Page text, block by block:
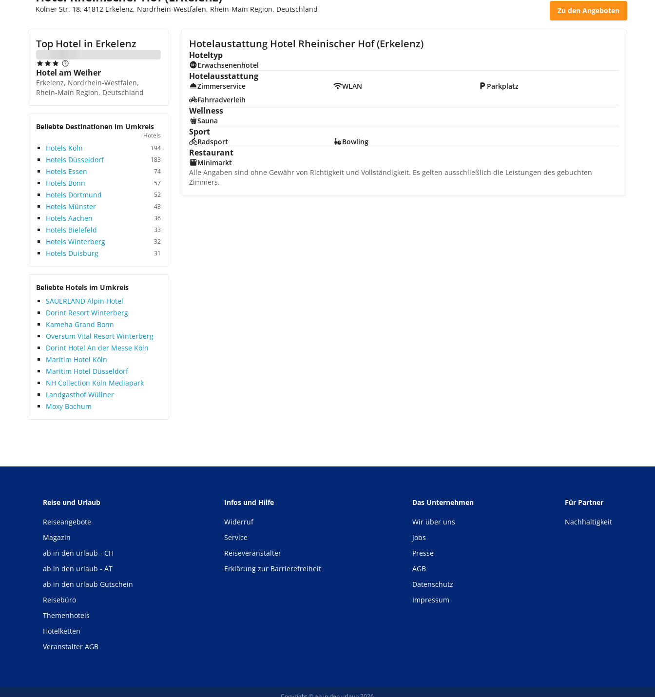
Kölner Str. 18, 41812 Erkelenz, Nordrhein-Westfalen, Rhein-Main Region, Deutschland Zu den Angeboten
Top Hotel in Erkelenz
Hotel am Weiher
Erkelenz, Nordrhein-Westfalen,
Rhein-Main Region, Deutschland
Beliebte Destinationen im Umkreis
Hotels
Hotels Köln 194
Hotels Düsseldorf 183
Hotels Essen 74
Hotels Bonn 57
Hotels Dortmund 52
Hotels Münster 43
Hotels Aachen 36
Hotels Bielefeld 33
Hotels Winterberg 32
Hotels Duisburg 31
Beliebte Hotels im Umkreis
SAUERLAND Alpin Hotel
Dorint Resort Winterberg
Kameha Grand Bonn
Oversum Vital Resort Winterberg
Dorint Hotel An der Messe Köln
Maritim Hotel Köln
Maritim Hotel Düsseldorf
NH Collection Köln Mediapark
Landgasthof Wüllner
Moxy Bochum
Hotelaustattung Hotel Rheinischer Hof (Erkelenz)
Hoteltyp
Erwachsenenhotel
Hotelausstattung
Zimmerservice WLAN
Parkplatz
Fahrradverleih
Wellness
Sauna
Sport
Radsport Bowling
Restaurant
Minimarkt
Alle Angaben sind ohne Gewähr von Richtigkeit und Vollständigkeit. Es gelten ausschließlich die Leistungen des gebuchten
Zimmers.
Reise und Urlaub
Reiseangebote
Magazin
ab in den urlaub - CH
ab in den urlaub - AT
ab in den urlaub Gutschein
Reisebüro
Themenhotels
Hotelketten
Veranstalter AGB
Infos und Hilfe
Widerruf
Service
Reiseveranstalter
Erklärung zur Barrierefreiheit
Das Unternehmen
Wir über uns
Jobs
Presse
AGB
Datenschutz
Impressum
Für Partner
Nachhaltigkeit